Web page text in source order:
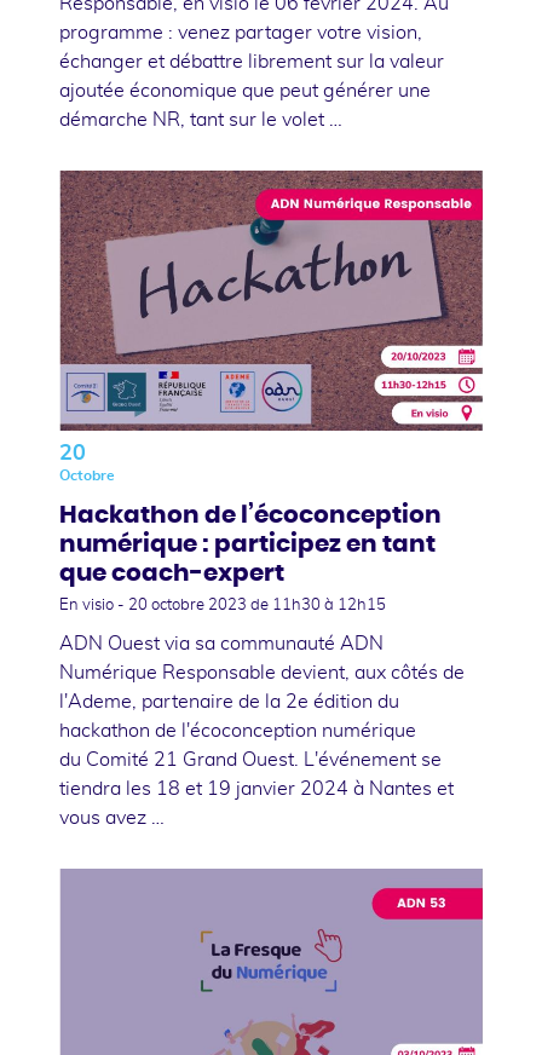
programme : venez partager votre vision,
échanger et débattre librement sur la valeur
ajoutée économique que peut générer une
démarche NR, tant sur le volet …
20
Octobre
Hackathon de l’écoconception
numérique : participez en tant
que coach-expert
En visio - 20 octobre 2023 de 11h30 à 12h15
ADN Ouest via sa communauté ADN
Numérique Responsable devient, aux côtés de
l'Ademe, partenaire de la 2e édition du
hackathon de l'écoconception numérique
du Comité 21 Grand Ouest. L'événement se
tiendra les 18 et 19 janvier 2024 à Nantes et
vous avez …